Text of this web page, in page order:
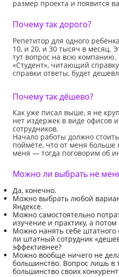
размер проекта и появится
Почему так дорого?
Репетитор для одного
10, и 20, и 30 тысяч в месяц.
тут вопрос на всю компанию.
«Студент», читающий
справки ответы, будет
Почему так дёшево?
Как уже писал выше, я не
нет издержек в виде офисов
сотрудников.
Начало работы должно
поймёте, что от меня
меня — тогда поговорим об
Можно ли выбрать не
Да, конечно.
Можно выбрать любой
Яндексе.
Можно самостоятельно
изучение и практику, а потом
Можно нанять себе штатного
ли штатный сотрудник
эффективнее?
Можно вообще ничего не
большинство. Вопрос лишь в
большинство своих